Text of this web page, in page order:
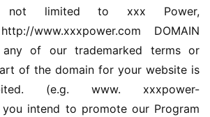
not limited to xxx Power,
www.xxxpower.com DOMAIN
of our trademarked terms or
of the domain for your website is
(e.g. www. xxxpower-
intend to promote our Program